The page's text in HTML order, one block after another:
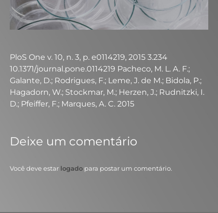
PloS One v. 10, n. 3, p. e0114219, 2015 3.234
10.1371/journal.pone.0114219 Pacheco, M. L. A. F.;
Galante, D.; Rodrigues, F.; Leme, J. de M.; Bidola, P.;
Hagadorn, W.; Stockmar, M.; Herzen, J.; Rudnitzki, I.
D.; Pfeiffer, F.; Marques, A. C. 2015
Deixe um comentário
Você deve estar logado para postar um comentário.